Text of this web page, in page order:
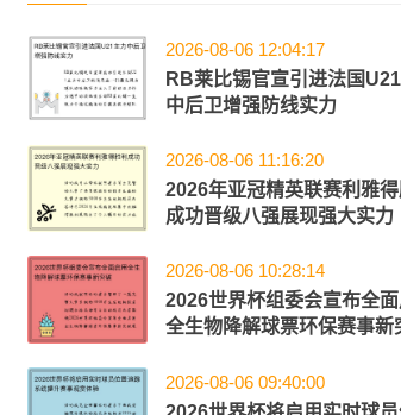
2026-08-06 12:04:17
RB莱比锡官宣引进法国
中后卫增强防线实力
2026-08-06 11:16:20
2026年亚冠精英联赛利雅得
成功晋级八强展现强大实力
2026-08-06 10:28:14
2026世界杯组委会宣布全面
全生物降解球票环保赛事新
2026-08-06 09:40:00